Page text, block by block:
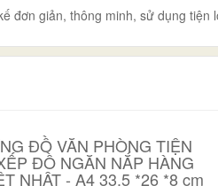
đơn giản, thông minh, sử dụng tiện
ĐỒ VĂN PHÒNG TIỆN
ĐỒ NGĂN NẮP HÀNG
NHẬT - A4 33.5 *26 *8 cm